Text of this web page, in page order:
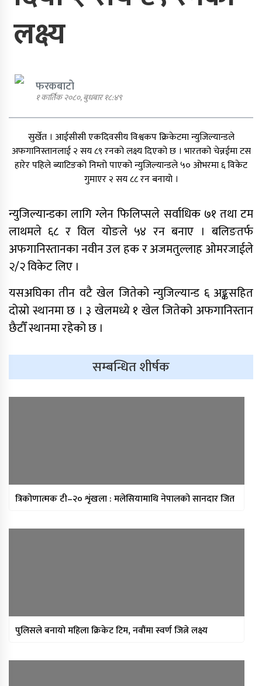
एमालेले प्रदेशबाट सुझाव सङ्कलन थाल्यो
पूर्व गृहमन्त्री गुरुङमाथि छानबिन गर्न
गठित समितिले प्रतिवेदन सरकारलाई
बुझायो
साफ महिला च्याम्पियनशिपको
थप ३०४ जना सहकारी पीडितले फिर्ता पाए
बचत
मन्त्रिपरिषद् निर्णय : विस्थापित
प्राधिकरणद्वारा विभिन्न १७ इन्टरनेट सेवा
प्रदायकसँग १५ दिने स्पष्टीकरण माग
लक्ष्य
फरकबाटो
१ कार्तिक २०८०, बुधबार १८:४९
सुर्खेत । आईसीसी एकदिवसीय विश्वकप क्रिकेटमा न्युजिल्यान्डले
अफगानिस्तानलाई २ सय ८९ रनको लक्ष्य दिएको छ । भारतको चेन्नईमा टस
हारेर पहिले ब्याटिङको निम्तो पाएको न्युजिल्यान्डले ५० ओभरमा ६ विकेट
गुमाएर २ सय ८८ रन बनायो ।
न्युजिल्यान्डका लागि ग्लेन फिलिप्सले सर्वाधिक ७१ तथा टम
लाथमले ६८ र विल योङले ५४ रन बनाए । बलिङतर्फ
अफगानिस्तानका नवीन उल हक र अजमतुल्लाह ओमरजाईले
२/२ विकेट लिए ।
यसअघिका तीन वटै खेल जितेको न्युजिल्यान्ड ६ अङ्कसहित
दोस्रो स्थानमा छ । ३ खेलमध्ये १ खेल जितेको अफगानिस्तान
छैटौँ स्थानमा रहेको छ ।
सम्बन्धित शीर्षक
त्रिकोणात्मक टी–२० शृंखला : मलेसियामाथि नेपालको सानदार जित
पुलिसले बनायो महिला क्रिकेट टिम, नवौंमा स्वर्ण जित्ने लक्ष्य